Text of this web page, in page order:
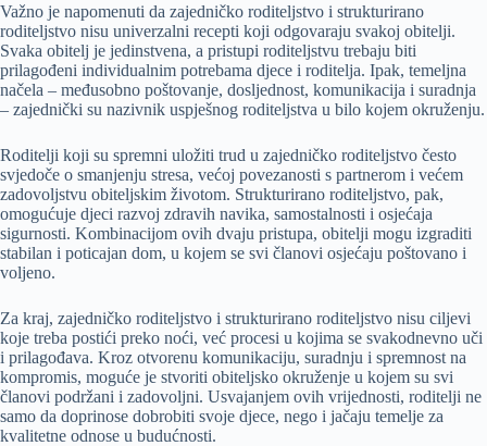
Važno je napomenuti da zajedničko roditeljstvo i strukturirano
roditeljstvo nisu univerzalni recepti koji odgovaraju svakoj obitelji.
Svaka obitelj je jedinstvena, a pristupi roditeljstvu trebaju biti
prilagođeni individualnim potrebama djece i roditelja. Ipak, temeljna
načela – međusobno poštovanje, dosljednost, komunikacija i suradnja
– zajednički su nazivnik uspješnog roditeljstva u bilo kojem okruženju.
Roditelji koji su spremni uložiti trud u zajedničko roditeljstvo često
svjedoče o smanjenju stresa, većoj povezanosti s partnerom i većem
zadovoljstvu obiteljskim životom. Strukturirano roditeljstvo, pak,
omogućuje djeci razvoj zdravih navika, samostalnosti i osjećaja
sigurnosti. Kombinacijom ovih dvaju pristupa, obitelji mogu izgraditi
stabilan i poticajan dom, u kojem se svi članovi osjećaju poštovano i
voljeno.
Za kraj, zajedničko roditeljstvo i strukturirano roditeljstvo nisu ciljevi
koje treba postići preko noći, već procesi u kojima se svakodnevno uči
i prilagođava. Kroz otvorenu komunikaciju, suradnju i spremnost na
kompromis, moguće je stvoriti obiteljsko okruženje u kojem su svi
članovi podržani i zadovoljni. Usvajanjem ovih vrijednosti, roditelji ne
samo da doprinose dobrobiti svoje djece, nego i jačaju temelje za
kvalitetne odnose u budućnosti.